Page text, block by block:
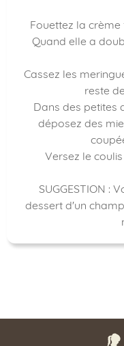
Fouettez la
Quand elle a
Cassez les
reste
Dans des petites
déposez des
Versez le
SUGGESTION :
dessert d'un